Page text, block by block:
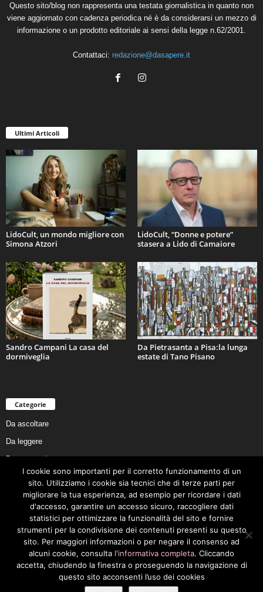
Questo sito/blog non rappresenta una testata giornalistica in quanto non
viene aggiornato con cadenza periodica né è da considerarsi un mezzo di
informazione o un prodotto editoriale ai sensi della legge n.62/2001.
Contattaci: redazione@dasapere.it
Ultimi Articoli
LidoCult, un mondo migliore con
Simona Atzori
LidoCult, “Donne e potere”
stasera a Lido di Camaiore
Sandro Campani La casa del
dormiveglia
Da Pietrasanta a Pisa:la lunga
estate di Tano Pisano
Categorie
Da ascoltare
Da leggere
Da non perdere
Da conoscere
Da preservare
Da vivere
Cookie Policy
Privacy Policy Cookie Policy
I cookie sono importanti per il corretto funzionamento di un
sito. Utilizziamo i cookie sia tecnici che di terze parti per
migliorare la tua esperienza, ad esempio per ricordare i dati
d'accesso, garantire un accesso sicuro, raccogliere dati
statistici per ottimizzare la funzionalità del sito e fornire
strumenti per la condivisione dei contenuti presenti su questo
sito. Per maggiori informazioni o per negare il consenso ad
alcuni cookie, consulta l'informativa completa. Cliccando
accetta, chiudendo la finestra o proseguendo la navigazione di
questo sito acconsenti l’uso dei cookies